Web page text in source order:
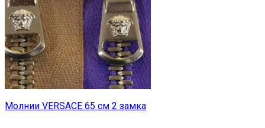
Молнии VERSACE 65 см 2 замка